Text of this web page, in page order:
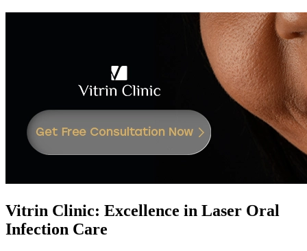
Vitrin Clinic: Excellence in Laser Oral
Infection Care